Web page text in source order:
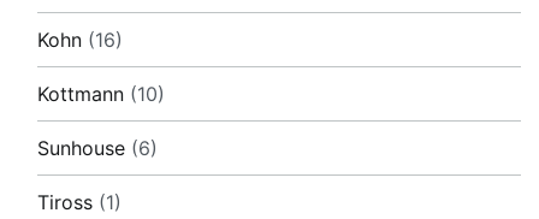
Kohn (16)
Kottmann (10)
Sunhouse (6)
Tiross (1)